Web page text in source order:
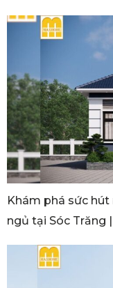
Khám phá sức
ngủ tại Sóc Trăng